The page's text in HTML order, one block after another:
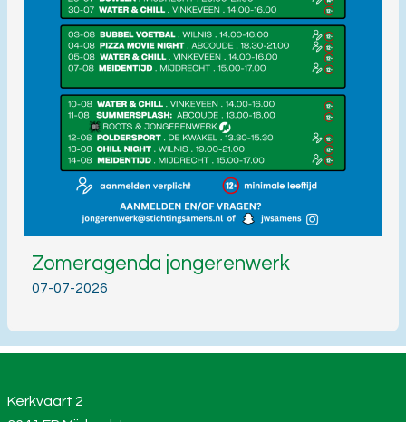
Zomeragenda jongerenwerk
07-07-2026
Kerkvaart 2